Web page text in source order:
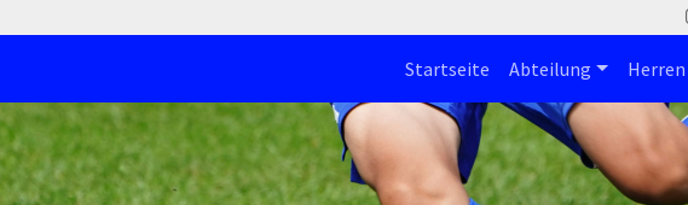
Startseite Abteilung Herren